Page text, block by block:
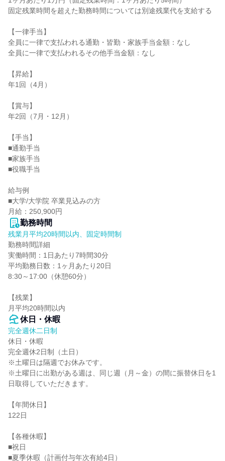
固定残業時間を超えた勤務時間については別途残業代を支給する
【一律手当】
全員に一律で支払われる通勤・皆勤・家族手当金額：なし
全員に一律で支払われるその他手当金額：なし
【昇給】
年1回（4月）
【賞与】
年2回（7月・12月）
【手当】
■通勤手当
■家族手当
■役職手当
給与例
■大学/大学院 卒業見込みの方
月給：250,900円
勤務時間
残業月平均20時間以内、固定時間制
勤務時間詳細
実働時間：1日あたり7時間30分
平均勤務日数：1ヶ月あたり20日
8:30～17:00（休憩60分）
【残業】
月平均20時間以内
休日・休暇
完全週休二日制
休日・休暇
完全週休2日制（土日）
※土曜日は隔週でお休みです。
※土曜日に出勤がある週は、同じ週（月～金）の間に振替休日を1
日取得していただきます。
【年間休日】
122日
【各種休暇】
■祝日
■夏季休暇（計画付与年次有給4日）